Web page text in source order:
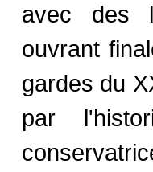
avec des
ouvrant
gardes du
par